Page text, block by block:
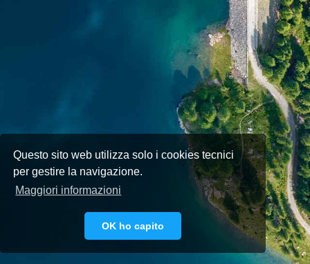
Questo sito web utilizza solo i cookies tecnici
per gestire la navigazione.
Maggiori informazioni
OK ho capito